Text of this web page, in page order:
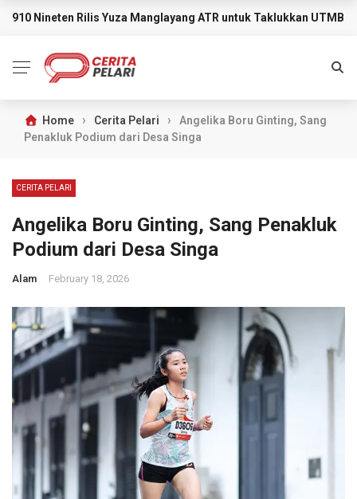
BREAKING NEWS
910 Nineten Rilis Yuza Manglayang ATR untuk Taklukkan UTMB
Home › Cerita Pelari ›
Angelika Boru Ginting, Sang
Penakluk Podium dari Desa Singa
CERITA PELARI
Angelika Boru Ginting, Sang Penakluk
Podium dari Desa Singa
Alam February 18, 2026